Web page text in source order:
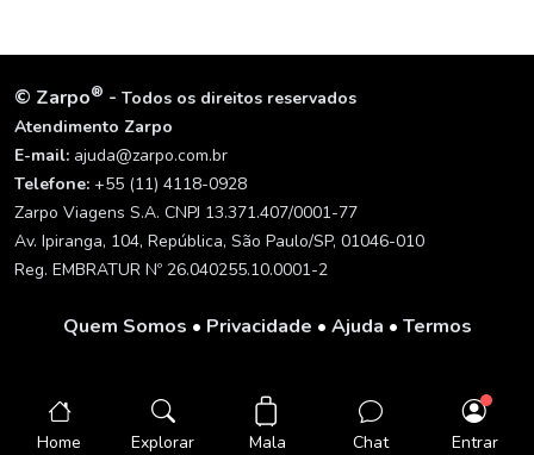
Home Explorar Mala Chat Entrar
© Zarpo® - Todos os direitos reservados
Atendimento Zarpo
E-mail: ajuda@zarpo.com.br
Telefone: +55 (11) 4118-0928
Zarpo Viagens S.A. CNPJ 13.371.407/0001-77
Av. Ipiranga, 104, República, São Paulo/SP, 01046-010
Reg. EMBRATUR Nº 26.040255.10.0001-2
Quem Somos • Privacidade • Ajuda • Termos